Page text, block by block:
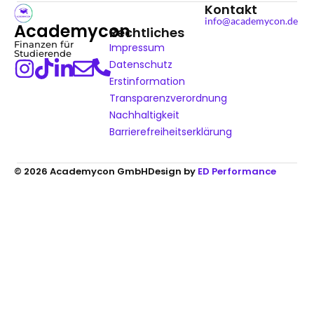
Academycon
Finanzen für
Studierende
Rechtliches
Impressum
Datenschutz
Erstinformation
Transparenzverordnung
Nachhaltigkeit
Barrierefreiheitserklärung
Kontakt
info@academycon.de
© 2026 Academycon GmbHDesign by ED Performance